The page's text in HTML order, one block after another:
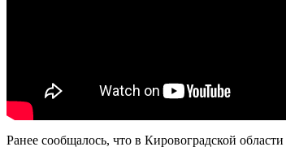
Ранее сообщалось, что в Кировоградской области